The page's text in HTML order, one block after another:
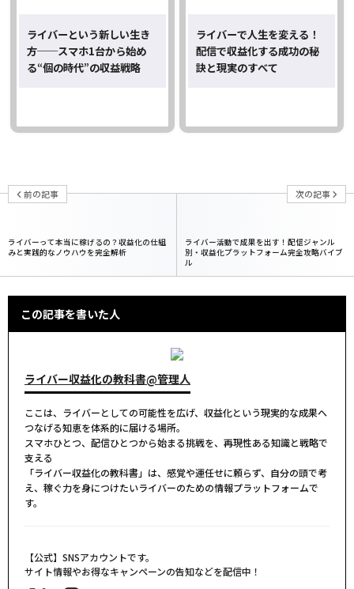
ライバーという新しい生き
方──スマホ1台から始め
る“個の時代”の収益戦略
ライバーで人生を変える！
配信で収益化する成功の秘
訣と現実のすべて
前の記事
ライバーって本当に稼げるの？収益化の仕組
みと実践的なノウハウを完全解析
次の記事
ライバー活動で成果を出す！配信ジャンル
別・収益化プラットフォーム完全攻略バイブ
ル
この記事を書いた人
ライバー収益化の教科書@管理人
ここは、ライバーとしての可能性を広げ、収益化という現実的な成果へ
つなげる知恵を体系的に届ける場所。
スマホひとつ、配信ひとつから始まる挑戦を、再現性ある知識と戦略で
支える――
「ライバー収益化の教科書」は、感覚や運任せに頼らず、自分の頭で考
え、稼ぐ力を身につけたいライバーのための情報プラットフォームで
す。
【公式】SNSアカウントです。
サイト情報やお得なキャンペーンの告知などを配信中！